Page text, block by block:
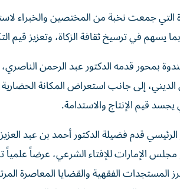
جمعت نخبة من المختصين والخبراء
بما يسهم في ترسيخ ثقافة الزكاة، وتعزيز قيم
بمحور قدمه الدكتور عبد الرحمن
الديني، إلى جانب استعراض المكانة الحضارية
قيم الإنتاج والاستدامة.
قدم فضيلة الدكتور أحمد بن عبد العزيز
الإمارات للإفتاء الشرعي، عرضاً علمياً
المستجدات الفقهية والقضايا المعاصرة